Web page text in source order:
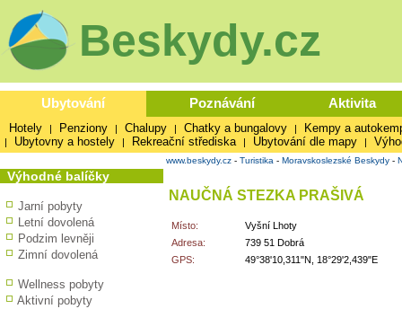
Beskydy.cz
Ubytování Poznávání Aktivita
Hotely | Penziony | Chalupy | Chatky a bungalovy | Kempy a
| Ubytovny a hostely | Rekreační střediska | Ubytování dle mapy |
Výhodné balíčky
Jarní pobyty
Letní dovolená
Podzim levněji
Zimní dovolená
Wellness pobyty
Aktivní pobyty
www.beskydy.cz - Turistika - Moravskoslezské Beskydy -
NAUČNÁ STEZKA PRAŠIVÁ
Místo:
Vyšní Lhoty
Adresa:
739 51 Dobrá
GPS:
49°38'10,311"N, 18°29'2,439"E